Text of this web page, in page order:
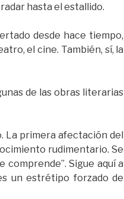
hasta el estallido.
desde hace tiempo,
el cine. También, sí, la
de las obras literarias
La primera afectación del
rudimentario. Se
Sigue aquí a
un estrétipo forzado de